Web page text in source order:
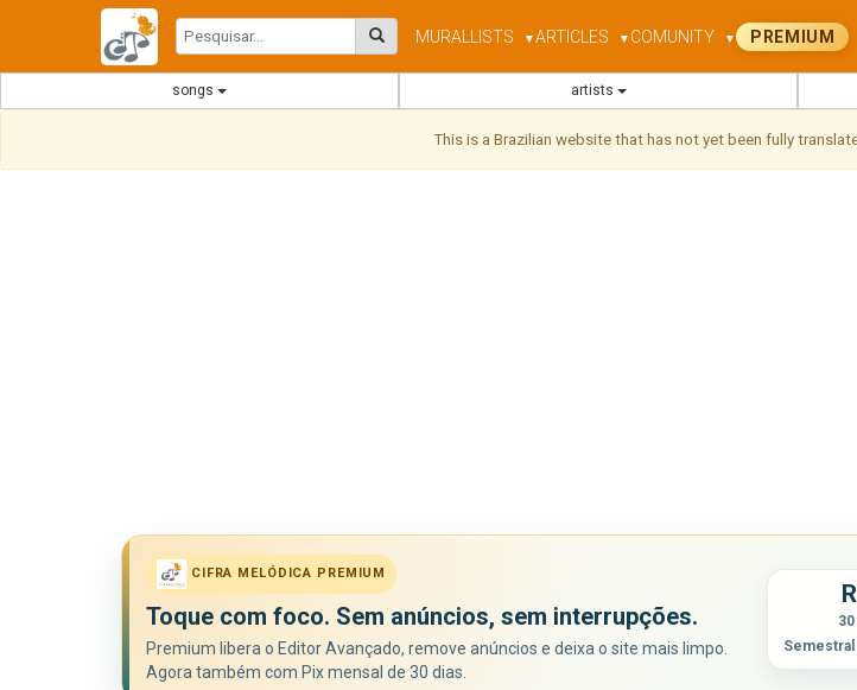
MURAL LISTS ▼ARTICLES ▼ COMUNITY ▼ PREMIUM
songs artists
This is a Brazilian website that has not yet been fully
CIFRA MELÓDICA PREMIUM
Toque com foco. Sem anúncios, sem interrupções.
Premium libera o Editor Avançado, remove anúncios e deixa o site mais limpo.
Agora também com Pix mensal de 30 dias.